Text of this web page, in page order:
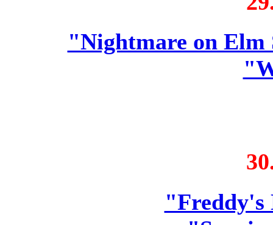
"Nightmare on Elm
"Freddy's